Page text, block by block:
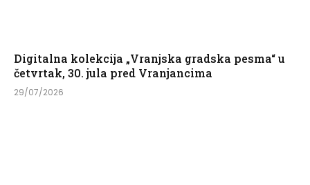
Digitalna kolekcija „Vranjska gradska pesma“ u
četvrtak, 30. jula pred Vranjancima
29/07/2026